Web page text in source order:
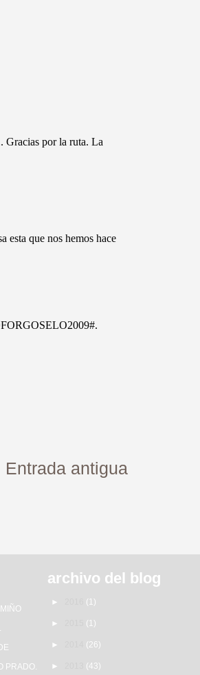
Entrada antigua
PRADO.
archivo del blog
► (1)
► (1)
► (26)
► (43)